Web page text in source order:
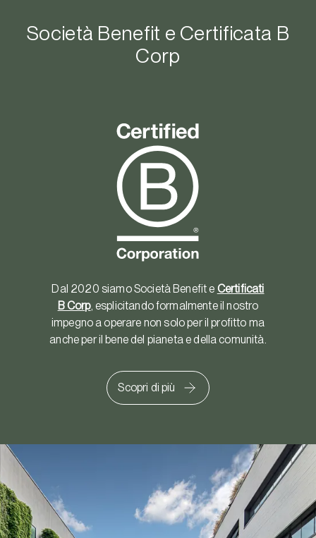
Società Benefit e Certificata B
Corp
Dal 2020 siamo Società Benefit e Certificati
B Corp, esplicitando formalmente il nostro
impegno a operare non solo per il profitto ma
anche per il bene del pianeta e della comunità.
Scopri di più